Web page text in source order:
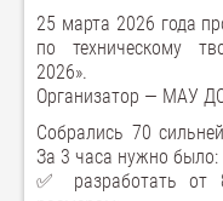
25 марта 2026 года
по техническому
2026».
Организатор — МАУ
Собрались 70
За 3 часа нужно было:
✅ разработать от